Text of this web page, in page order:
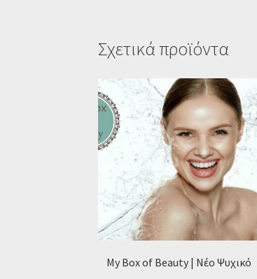
Σχετικά προϊόντα
My Box of Beauty | Νέο Ψυχικό